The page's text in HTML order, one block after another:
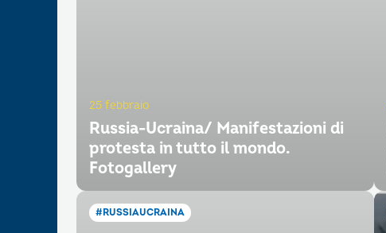
25 febbraio
Russia-Ucraina/ Manifestazioni di
protesta in tutto il mondo.
Fotogallery
#RUSSIAUCRAINA